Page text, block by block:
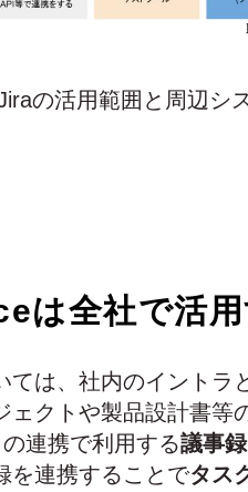
の活用範囲と周辺シ
は全社で活
ては、社内のイント
ェクトや製品設計書等
連携で利用する議事録
を連携することでタス